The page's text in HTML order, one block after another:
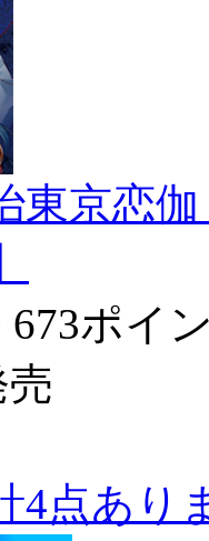
東京恋
673ポイ
売
4点あり